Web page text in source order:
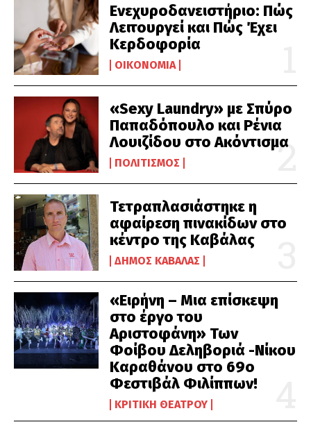
Ενεχυροδανειστήριο: Πώς
Λειτουργεί και Πώς Έχει
Κερδοφορία
ΟΙΚΟΝΟΜΊΑ
«Sexy Laundry» με Σπύρο
Παπαδόπουλο και Ρένια
Λουιζίδου στο Ακόντισμα
ΠΟΛΙΤΙΣΜΌΣ
Τετραπλασιάστηκε η
αφαίρεση πινακίδων στο
κέντρο της Καβάλας
ΔΉΜΟΣ ΚΑΒΆΛΑΣ
«Ειρήνη – Μια επίσκεψη
στο έργο του
Αριστοφάνη» Των
Φοίβου Δεληβοριά -Νίκου
Καραθάνου στο 69ο
Φεστιβάλ Φιλίππων!
ΚΡΙΤΙΚΉ ΘΕΆΤΡΟΥ